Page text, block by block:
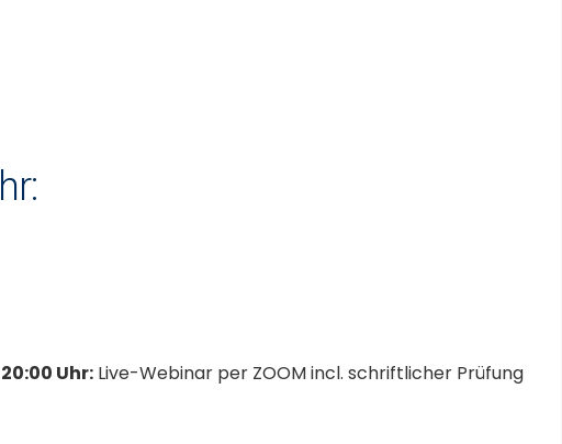
20:00 Uhr: Live-Webinar per ZOOM incl. schriftlicher Prüfung